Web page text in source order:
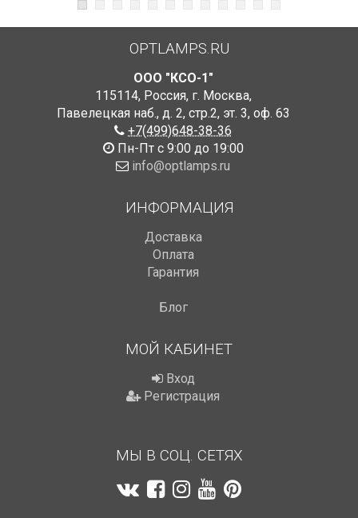
OPTLAMPS.RU
ООО "КСО-1"
115114, Россия, г. Москва,
Павелецкая наб., д. 2, стр.2, эт. 3, оф. 63
+7(499)648-38-36
Пн-Пт с 9:00 до 19:00
info@optlamps.ru
ИНФОРМАЦИЯ
Доставка
Оплата
Гарантия
Блог
МОЙ КАБИНЕТ
Вход
Регистрация
МЫ В СОЦ. СЕТЯХ